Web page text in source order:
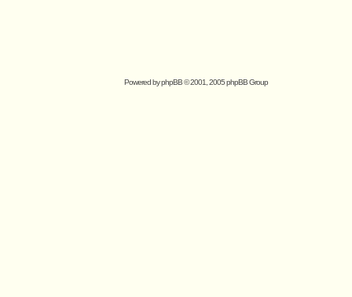
Powered byphpBB© 2001, 2005 phpBB Group